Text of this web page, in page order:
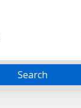
Search